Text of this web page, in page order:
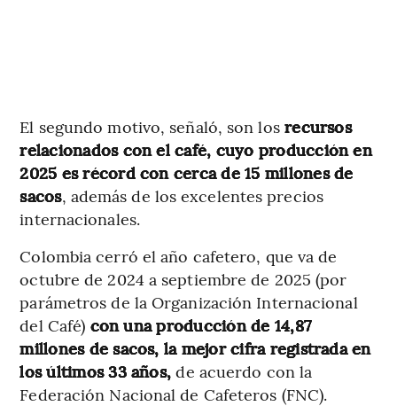
El segundo motivo, señaló, son losrecursos
relacionados con el café, cuyo producción en
2025 es récord con cerca de 15 millones de
sacos, además de los excelentes precios
internacionales.
Colombia cerró el año cafetero, que va de
octubre de 2024 a septiembre de 2025 (por
parámetros de la Organización Internacional
del Café) con una producción de 14,87
millones de sacos, la mejor cifra registrada en
los últimos 33 años,de acuerdo con la
Federación Nacional de Cafeteros (FNC).